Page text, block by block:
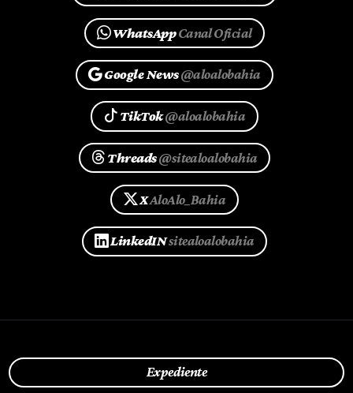
WhatsAppCanal Oficial
Google News@aloalobahia
TikTok@aloalobahia
Threads@sitealoalobahia
XAloAlo_Bahia
LinkedINsitealoalobahia
Expediente